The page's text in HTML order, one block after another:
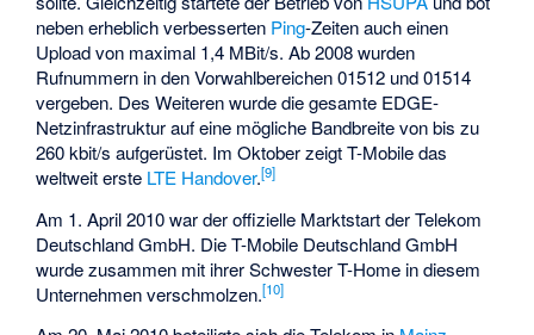
neben erheblich verbesserten Ping-Zeiten auch einen
Upload von maximal 1,4 MBit/s. Ab 2008 wurden
Rufnummern in den Vorwahlbereichen 01512 und 01514
vergeben. Des Weiteren wurde die gesamte EDGE-
Netzinfrastruktur auf eine mögliche Bandbreite von bis zu
260 kbit/s aufgerüstet. Im Oktober zeigt T-Mobile das
weltweit erste LTE Handover.[9]
Am 1. April 2010 war der offizielle Marktstart der Telekom
Deutschland GmbH. Die T-Mobile Deutschland GmbH
wurde zusammen mit ihrer Schwester T-Home in diesem
Unternehmen verschmolzen.[10]